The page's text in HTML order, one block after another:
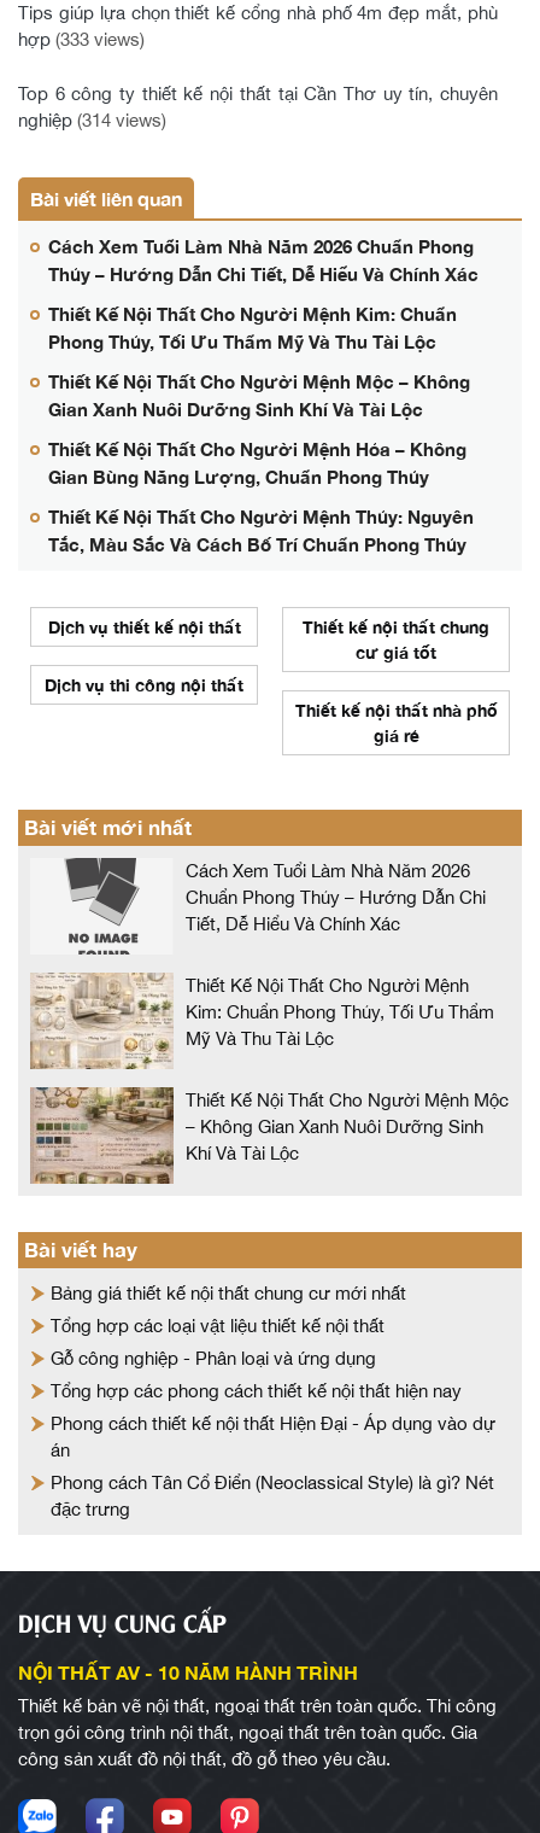
Tips giúp lựa chọn thiết kế cổng nhà phố 4m đẹp mắt, phù
hợp (333 views)
Top 6 công ty thiết kế nội thất tại Cần Thơ uy tín, chuyên
nghiệp (314 views)
Bài viết liên quan
Cách Xem Tuổi Làm Nhà Năm 2026 Chuẩn Phong
Thủy – Hướng Dẫn Chi Tiết, Dễ Hiểu Và Chính Xác
Thiết Kế Nội Thất Cho Người Mệnh Kim: Chuẩn
Phong Thủy, Tối Ưu Thẩm Mỹ Và Thu Tài Lộc
Thiết Kế Nội Thất Cho Người Mệnh Mộc – Không
Gian Xanh Nuôi Dưỡng Sinh Khí Và Tài Lộc
Thiết Kế Nội Thất Cho Người Mệnh Hỏa – Không
Gian Bùng Năng Lượng, Chuẩn Phong Thủy
Thiết Kế Nội Thất Cho Người Mệnh Thủy: Nguyên
Tắc, Màu Sắc Và Cách Bố Trí Chuẩn Phong Thủy
Dịch vụ thiết kế nội thất
Dịch vụ thi công nội thất
Thiết kế nội thất chung
cư giá tốt
Thiết kế nội thất nhà phố
giá rẻ
Bài viết mới nhất
Cách Xem Tuổi Làm Nhà Năm 2026
Chuẩn Phong Thủy – Hướng Dẫn Chi
Tiết, Dễ Hiểu Và Chính Xác
Thiết Kế Nội Thất Cho Người Mệnh
Kim: Chuẩn Phong Thủy, Tối Ưu Thẩm
Mỹ Và Thu Tài Lộc
Thiết Kế Nội Thất Cho Người Mệnh Mộc
– Không Gian Xanh Nuôi Dưỡng Sinh
Khí Và Tài Lộc
Bài viết hay
Bảng giá thiết kế nội thất chung cư mới nhất
Tổng hợp các loại vật liệu thiết kế nội thất
Gỗ công nghiệp - Phân loại và ứng dụng
Tổng hợp các phong cách thiết kế nội thất hiện nay
Phong cách thiết kế nội thất Hiện Đại - Áp dụng vào dự
án
Phong cách Tân Cổ Điển (Neoclassical Style) là gì? Nét
đặc trưng
DỊCH VỤ CUNG CẤP
NỘI THẤT AV - 10 NĂM HÀNH TRÌNH
Thiết kế bản vẽ nội thất, ngoại thất trên toàn quốc. Thi công
trọn gói công trình nội thất, ngoại thất trên toàn quốc. Gia
công sản xuất đồ nội thất, đồ gỗ theo yêu cầu.